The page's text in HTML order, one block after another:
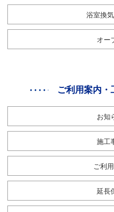
浴室換
オー
ご利用案内・
お知
施工
ご利
延長